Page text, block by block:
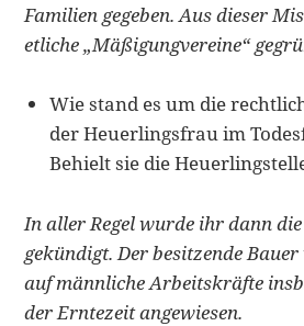
Familien gegeben. Aus dieser
etliche „Mäßigungvereine“
Wie stand es um die
der Heuerlingsfrau im
Behielt sie die
In aller Regel wurde ihr dann
gekündigt. Der besitzende
auf männliche Arbeitskräfte
der Erntezeit angewiesen.